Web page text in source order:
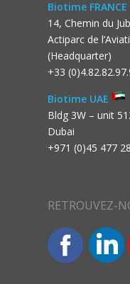
Biotime FRANCE
14, Chemin du
Actiparc de
(Headquarter)
+33
Biotime UAE
Bldg 3W – unit
Dubai
+971 (0)45 477
RETROUVEZ-